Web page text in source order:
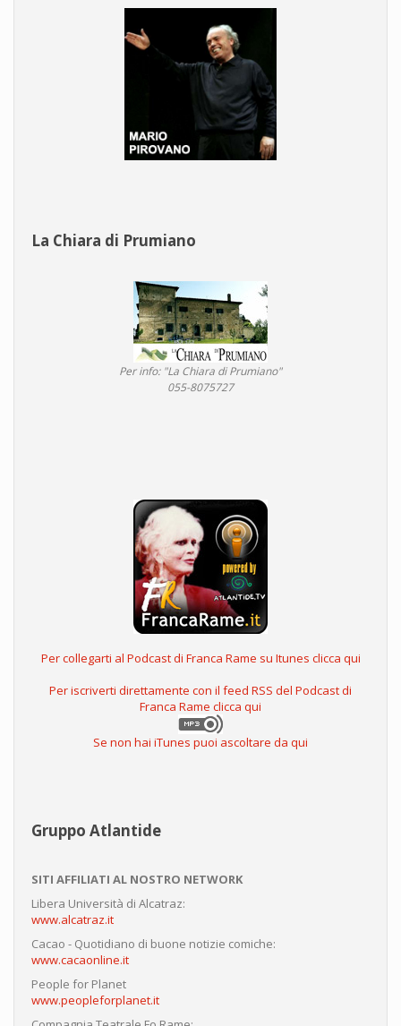
La Chiara di Prumiano
Per info: "La Chiara di Prumiano"
055-8075727
Per collegarti al Podcast di Franca Rame su Itunes clicca qui
Per iscriverti direttamente con il feed RSS del Podcast di
Franca Rame clicca qui
Se non hai iTunes puoi ascoltare da qui
Gruppo Atlantide
SITI AFFILIATI AL NOSTRO NETWORK
Libera Università di Alcatraz:
www.alcatraz.it
Cacao - Quotidiano di buone notizie comiche:
www.cacaonline.it
People for Planet
www.peopleforplanet.it